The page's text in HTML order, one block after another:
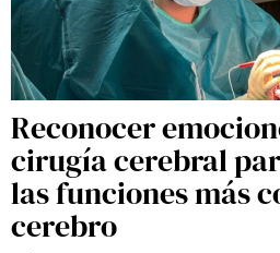
Reconocer
cirugía cerebral
las funciones más
cerebro